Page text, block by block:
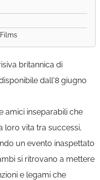
britannica di
dall'8 giugno
amici inseparabili che
loro vita tra successi,
un evento inaspettato
si ritrovano a mettere
e legami che